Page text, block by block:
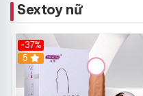
Sextoy nữ
-37%
5